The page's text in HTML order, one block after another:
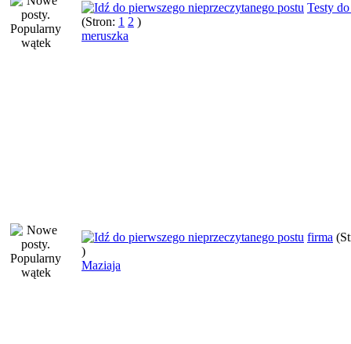
Testy
(Stron: 1 2 )
meruszka
firma
)
Maziaja